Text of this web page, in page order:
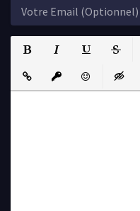
Insert LinkInsert protected link
EmoticonsInsert